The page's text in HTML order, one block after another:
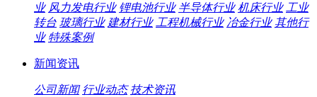
业 风力发电行业 锂电池行业 半导体行业 机床行业 工业
转台 玻璃行业 建材行业 工程机械行业 冶金行业 其他行
业 特殊案例
新闻资讯
公司新闻 行业动态 技术资讯